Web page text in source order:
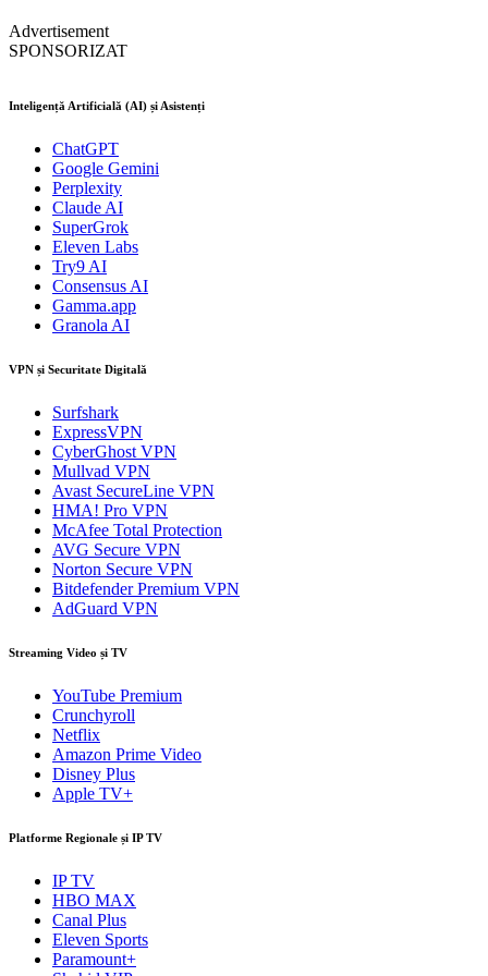
Advertisement
SPONSORIZAT
Inteligență Artificială (AI) și Asistenți
ChatGPT
Google Gemini
Perplexity
Claude AI
SuperGrok
Eleven Labs
Try9 AI
Consensus AI
Gamma.app
Granola AI
VPN și Securitate Digitală
Surfshark
ExpressVPN
CyberGhost VPN
Mullvad VPN
Avast SecureLine VPN
HMA! Pro VPN
McAfee Total Protection
AVG Secure VPN
Norton Secure VPN
Bitdefender Premium VPN
AdGuard VPN
Streaming Video și TV
YouTube Premium
Crunchyroll
Netflix
Amazon Prime Video
Disney Plus
Apple TV+
Platforme Regionale și IP TV
IP TV
HBO MAX
Canal Plus
Eleven Sports
Paramount+